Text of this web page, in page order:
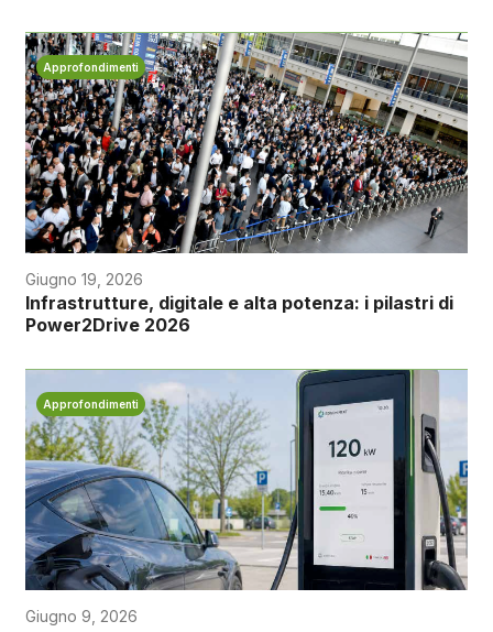
Approfondimenti
Giugno 19, 2026
Infrastrutture, digitale e alta potenza: i pilastri di
Power2Drive 2026
Approfondimenti
Giugno 9, 2026